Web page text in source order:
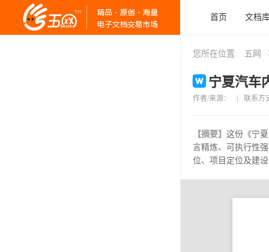
首页 文档
您所在位置: 五网
宁夏汽车
作者/来源： 联系方
【摘要】 这份《宁
言精炼、可执行性
位、项目定位及建